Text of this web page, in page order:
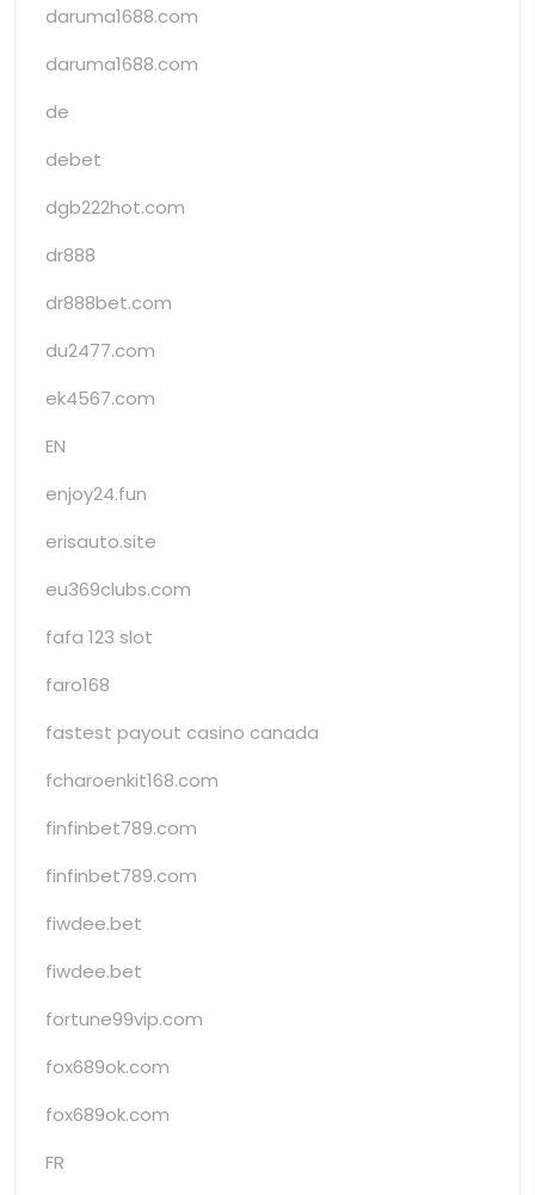
daruma1688.com
daruma1688.com
de
debet
dgb222hot.com
dr888
dr888bet.com
du2477.com
ek4567.com
EN
enjoy24.fun
erisauto.site
eu369clubs.com
fafa 123 slot
faro168
fastest payout casino canada
fcharoenkit168.com
finfinbet789.com
finfinbet789.com
fiwdee.bet
fiwdee.bet
fortune99vip.com
fox689ok.com
fox689ok.com
FR